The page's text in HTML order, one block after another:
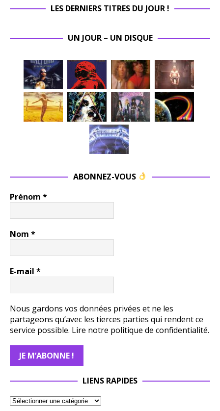
LES DERNIERS TITRES DU JOUR !
UN JOUR – UN DISQUE
ABONNEZ-VOUS
Prénom *
Nom *
E-mail *
Nous gardons vos données privées et ne les
partageons qu’avec les tierces parties qui rendent ce
service possible. Lire notre politique de confidentialité.
LIENS RAPIDES